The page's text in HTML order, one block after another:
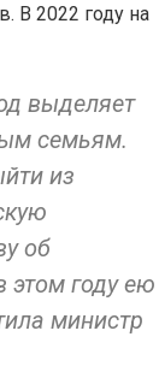
В 2022 году на
выделяет
семьям.
из
об
году ею
министр